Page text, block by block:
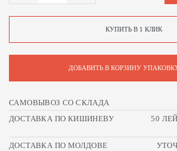
КУПИТЬ В 1 КЛИК
ДОБАВИТЬ В КОРЗИНУ
САМОВЫВОЗ СО СКЛАДА
ДОСТАВКА ПО КИШИНЕВУ
50
ДОСТАВКА ПО МОЛДОВЕ